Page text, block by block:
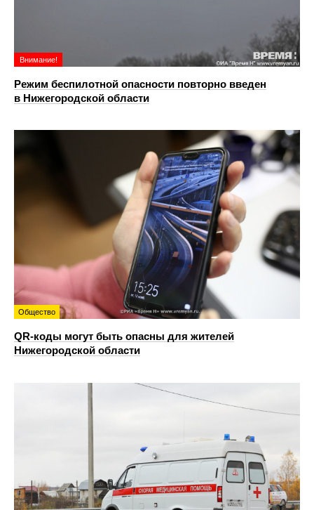
Внимание!
Режим беспилотной опасности повторно введен
в Нижегородской области
Общество
QR-коды могут быть опасны для жителей
Нижегородской области